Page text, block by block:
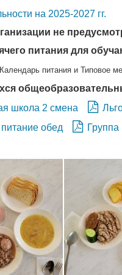
на 2025-2027 гг.
не
питания для
Календарь питания и Типовое
школа 2 смена
обед